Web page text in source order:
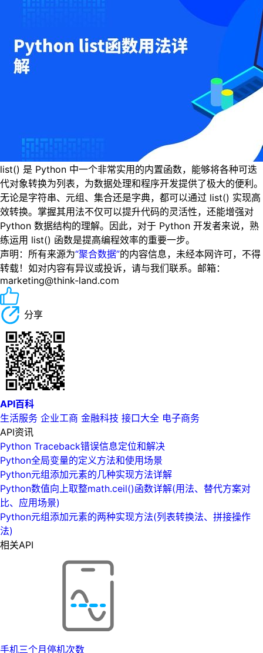
list() 是 Python 中一个非常实用的内置函数，能够将各种可迭
代对象转换为列表，为数据处理和程序开发提供了极大的便利。
无论是字符串、元组、集合还是字典，都可以通过 list() 实现高
效转换。掌握其用法不仅可以提升代码的灵活性，还能增强对
Python 数据结构的理解。因此，对于 Python 开发者来说，熟
练运用 list() 函数是提高编程效率的重要一步。
声明：所有来源为“聚合数据”的内容信息，未经本网许可，不得
转载！如对内容有异议或投诉，请与我们联系。邮箱：
marketing@think-land.com
分享
API百科
生活服务 企业工商 金融科技 接口大全 电子商务
API资讯
Python Traceback错误信息定位和解决
Python全局变量的定义方法和使用场景
Python元组添加元素的几种实现方法详解
Python数值向上取整math.ceil()函数详解(用法、替代方案对
比、应用场景)
Python元组添加元素的两种实现方法(列表转换法、拼接操作
法)
相关API
手机三个月停机次数